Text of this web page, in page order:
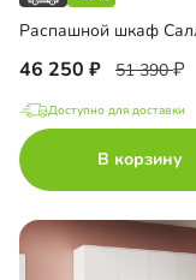
46 250 51 390
Доступно для доставки
В корзину